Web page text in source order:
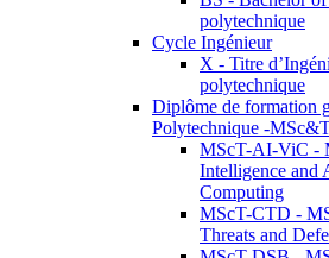
polytechnique
Cycle Ingénieur
X - Titre
polytechnique
Diplôme de formation
Polytechnique -
MScT-AI-ViC -
Intelligence and
Computing
MScT-CTD -
Threats and